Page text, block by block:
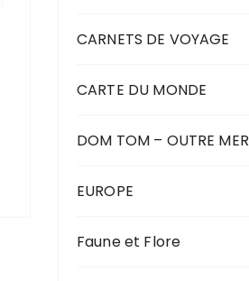
CARNETS DE VOYAGE
CARTE DU MONDE
DOM TOM – OUTRE MER
EUROPE
Faune et Flore